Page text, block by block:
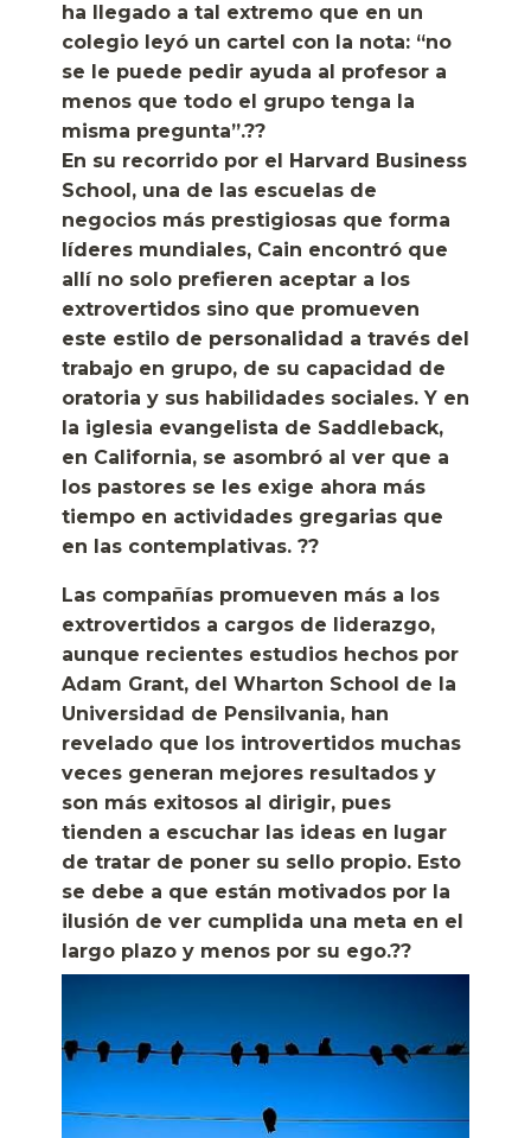
ha llegado a tal extremo que en un
colegio leyó un cartel con la nota: “no
se le puede pedir ayuda al profesor a
menos que todo el grupo tenga la
misma pregunta”.??
En su recorrido por el Harvard Business
School, una de las escuelas de
negocios más prestigiosas que forma
líderes mundiales, Cain encontró que
allí no solo prefieren aceptar a los
extrovertidos sino que promueven
este estilo de personalidad a través del
trabajo en grupo, de su capacidad de
oratoria y sus habilidades sociales. Y en
la iglesia evangelista de Saddleback,
en California, se asombró al ver que a
los pastores se les exige ahora más
tiempo en actividades gregarias que
en las contemplativas. ??
Las compañías promueven más a los
extrovertidos a cargos de liderazgo,
aunque recientes estudios hechos por
Adam Grant, del Wharton School de la
Universidad de Pensilvania, han
revelado que los introvertidos muchas
veces generan mejores resultados y
son más exitosos al dirigir, pues
tienden a escuchar las ideas en lugar
de tratar de poner su sello propio. Esto
se debe a que están motivados por la
ilusión de ver cumplida una meta en el
largo plazo y menos por su ego.??